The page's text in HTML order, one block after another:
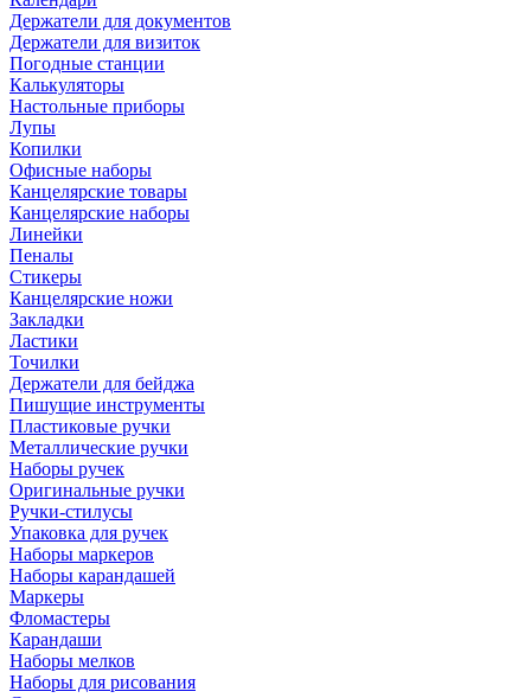
Держатели для документов
Держатели для визиток
Погодные станции
Калькуляторы
Настольные приборы
Лупы
Копилки
Офисные наборы
Канцелярские товары
Канцелярские наборы
Линейки
Пеналы
Стикеры
Канцелярские ножи
Закладки
Ластики
Точилки
Держатели для бейджа
Пишущие инструменты
Пластиковые ручки
Металлические ручки
Наборы ручек
Оригинальные ручки
Ручки-стилусы
Упаковка для ручек
Наборы маркеров
Наборы карандашей
Маркеры
Фломастеры
Карандаши
Наборы мелков
Наборы для рисования